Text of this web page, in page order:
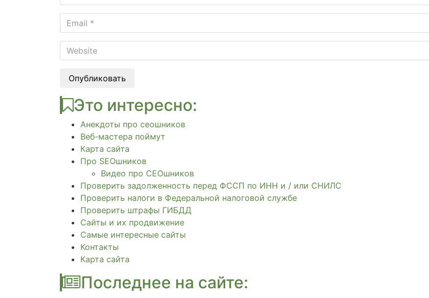
Опубликовать
Это интересно:
Анекдоты про сеошников
Веб-мастера поймут
Карта сайта
Про SEOшников
Видео про СЕОшников
Проверить задолженность перед ФССП по ИНН и / или СНИЛС
Проверить налоги в Федеральной налоговой службе
Проверить штрафы ГИБДД
Сайты и их продвижение
Самые интересные сайты
Контакты
Карта сайта
Последнее на сайте: